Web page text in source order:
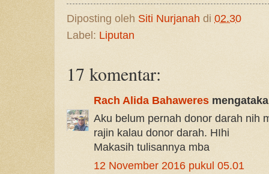
Diposting oleh Siti Nurjanah di 02.30
Label: Liputan
17 komentar:
Rach Alida Bahaweres
Aku belum pernah donor darah nih
rajin kalau donor darah. HIhi
Makasih tulisannya mba
12 November 2016 pukul 05.01